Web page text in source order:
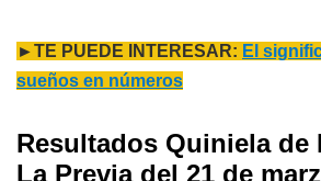
►TE PUEDE INTERESAR: El
sueños en números
Resultados Quiniela de
La Previa del 21 de